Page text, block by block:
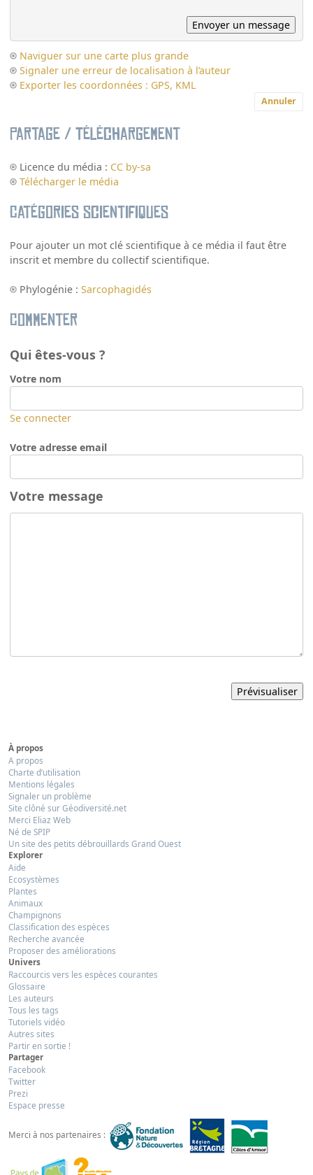
Naviguer sur une carte plus grande
Signaler une erreur de localisation à l’auteur
Exporter les coordonnées : GPS, KML
Annuler
Partage / Téléchargement
Licence du média : CC by-sa
Télécharger le média
Catégories scientifiques
Pour ajouter un mot clé scientifique à ce média il faut être
inscrit et membre du collectif scientifique.
Phylogénie :Sarcophagidés
Commenter
Qui êtes-vous ?
Votre nom
Se connecter
Votre adresse email
Votre message
À propos
A propos
Charte d’utilisation
Mentions légales
Signaler un problème
Site clôné sur Géodiversité.net
Merci Eliaz Web
Né de SPIP
Un site des petits débrouillards Grand Ouest
Explorer
Aide
Ecosystèmes
Plantes
Animaux
Champignons
Classification des espèces
Recherche avancée
Proposer des améliorations
Univers
Raccourcis vers les espèces courantes
Glossaire
Les auteurs
Tous les tags
Tutoriels vidéo
Autres sites
Partir en sortie !
Partager
Facebook
Twitter
Prezi
Espace presse
Merci à nos partenaires :